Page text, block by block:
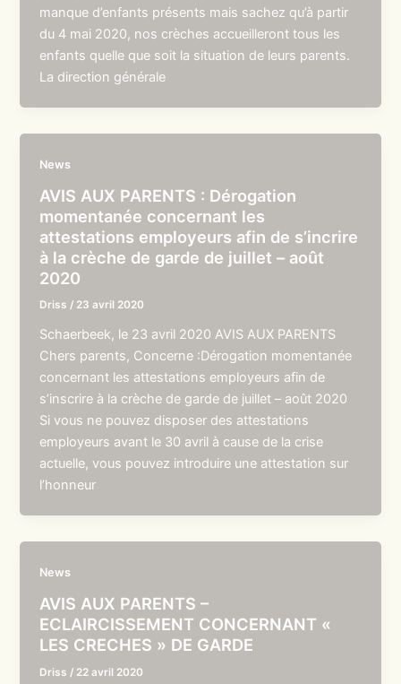
manque d’enfants présents mais sachez qu’à partir
du 4 mai 2020, nos crèches accueilleront tous les
enfants quelle que soit la situation de leurs parents.
La direction générale
News
AVIS AUX PARENTS : Dérogation
momentanée concernant les
attestations employeurs afin de s’incrire
à la crèche de garde de juillet – août
2020
Driss / 23 avril 2020
Schaerbeek, le 23 avril 2020 AVIS AUX PARENTS
Chers parents, Concerne :Dérogation momentanée
concernant les attestations employeurs afin de
s’inscrire à la crèche de garde de juillet – août 2020
Si vous ne pouvez disposer des attestations
employeurs avant le 30 avril à cause de la crise
actuelle, vous pouvez introduire une attestation sur
l’honneur
News
AVIS AUX PARENTS –
ECLAIRCISSEMENT CONCERNANT «
LES CRECHES » DE GARDE
Driss / 22 avril 2020